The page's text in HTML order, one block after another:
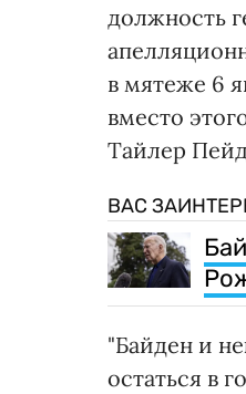
должность
в мятеже 6
вместо
Тайлер
ВАС
"Байден и
остаться в